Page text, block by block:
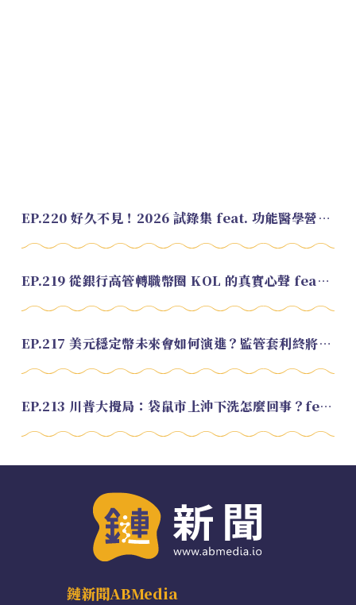
EP.220 好久不見！2026 試錄集 feat. 功能醫學營養師 美寶
EP.219 從銀行高管轉職幣圈 KOL 的真實心聲 feat.龜大
EP.217 美元穩定幣未來會如何演進？監管套利終將收斂？feat. 研究員 余哲安
EP.213 川普大攪局：袋鼠市上沖下洗怎麼回事？feat. Alvin
鏈新聞ABMedia